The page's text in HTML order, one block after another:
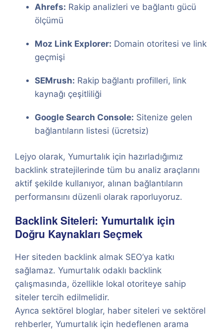
Ahrefs: Rakip analizleri ve bağlantı gücü
ölçümü
Moz Link Explorer: Domain otoritesi ve link
geçmişi
SEMrush: Rakip bağlantı profilleri, link
kaynağı çeşitliliği
Google Search Console: Sitenize gelen
bağlantıların listesi (ücretsiz)
Lejyo olarak, Yumurtalık için hazırladığımız
backlink stratejilerinde tüm bu analiz araçlarını
aktif şekilde kullanıyor, alınan bağlantıların
performansını düzenli olarak raporluyoruz.
Backlink Siteleri: Yumurtalık için
Doğru Kaynakları Seçmek
Her siteden backlink almak SEO’ya katkı
sağlamaz. Yumurtalık odaklı backlink
çalışmasında, özellikle lokal otoriteye sahip
siteler tercih edilmelidir.
Ayrıca sektörel bloglar, haber siteleri ve sektörel
rehberler, Yumurtalık için hedeflenen arama